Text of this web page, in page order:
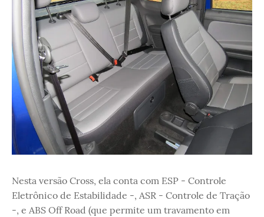
Nesta versão Cross, ela conta com ESP - Controle
Eletrônico de Estabilidade -, ASR - Controle de Tração
-, e ABS Off Road (que permite um travamento em